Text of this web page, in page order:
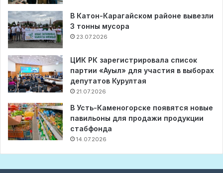
В Катон-Карагайском районе вывезли
3 тонны мусора
23.07.2026
ЦИК РК зарегистрировала список
партии «Ауыл» для участия в выборах
депутатов Курултая
21.07.2026
В Усть-Каменогорске появятся новые
павильоны для продажи продукции
стабфонда
14.07.2026